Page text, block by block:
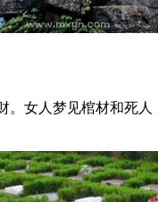
。女人梦见棺材和死